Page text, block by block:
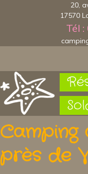
20,
17570
Tél
Camping
près de